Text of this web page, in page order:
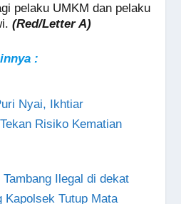
pelaku UMKM dan pelaku
(Red/Letter A)
:
Nyai, Ikhtiar
Risiko Kematian
Ilegal di dekat
Kapolsek Tutup Mata